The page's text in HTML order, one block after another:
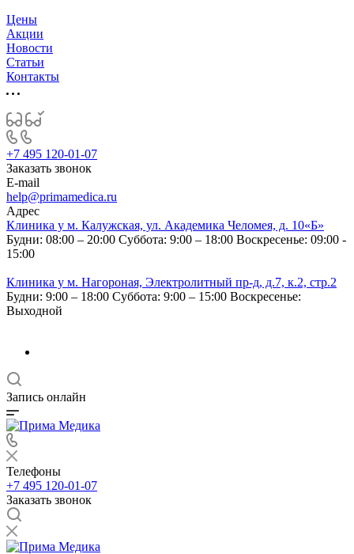
Цены
Акции
Новости
Статьи
Контакты
+7 495 120-01-07
Заказать звонок
E-mail
help@primamedica.ru
Адрес
Клиника у м. Калужская, ул. Академика Челомея, д. 10«Б»
Будни: 08:00 – 20:00 Суббота: 9:00 – 18:00 Воскресенье: 09:00 -
15:00
Клиника у м. Нагороная, Электролитный пр-д, д.7, к.2, стр.2
Будни: 9:00 – 18:00 Суббота: 9:00 – 15:00 Воскресенье:
Выходной
Запись онлайн
Телефоны
+7 495 120-01-07
Заказать звонок